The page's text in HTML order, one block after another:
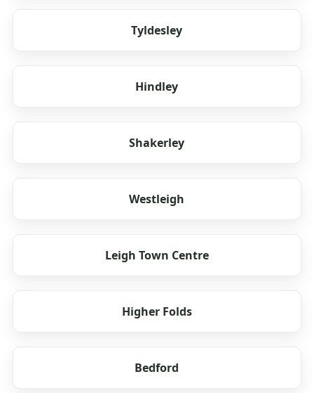
Tyldesley
Hindley
Shakerley
Westleigh
Leigh Town Centre
Higher Folds
Bedford